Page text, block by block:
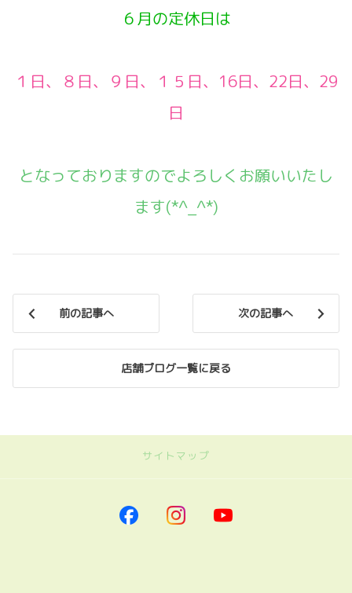
６月の定休日は
１日、８日、９日、１５日、16日、22日、29
日
となっておりますのでよろしくお願いいたし
ます(*^_^*)
前の記事へ
店舗ブログ一覧に戻る
次の記事へ
サイトマップ
｜ネッツトヨタ南海